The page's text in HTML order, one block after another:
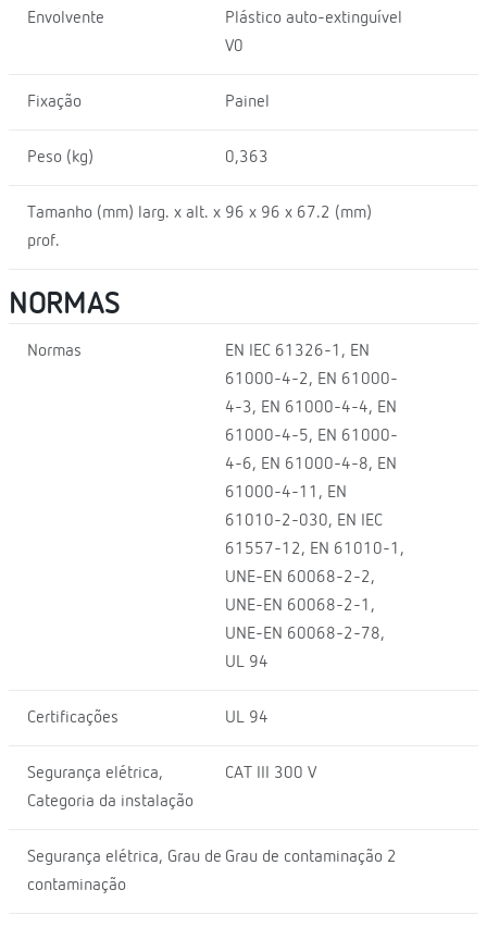
Envolvente
Plástico auto-extinguível
V0
Fixação Painel
Peso (kg) 0,363
Tamanho (mm) larg. x alt. x
prof.
96 x 96 x 67.2 (mm)
NORMAS
Normas
EN IEC 61326-1, EN
61000-4-2, EN 61000-
4-3, EN 61000-4-4, EN
61000-4-5, EN 61000-
4-6, EN 61000-4-8, EN
61000-4-11, EN
61010-2-030, EN IEC
61557-12, EN 61010-1,
UNE-EN 60068-2-2,
UNE-EN 60068-2-1,
UNE-EN 60068-2-78,
UL 94
Certificações UL 94
Segurança elétrica,
Categoria da instalação
CAT III 300 V
Segurança elétrica, Grau de
contaminação
Grau de contaminação 2